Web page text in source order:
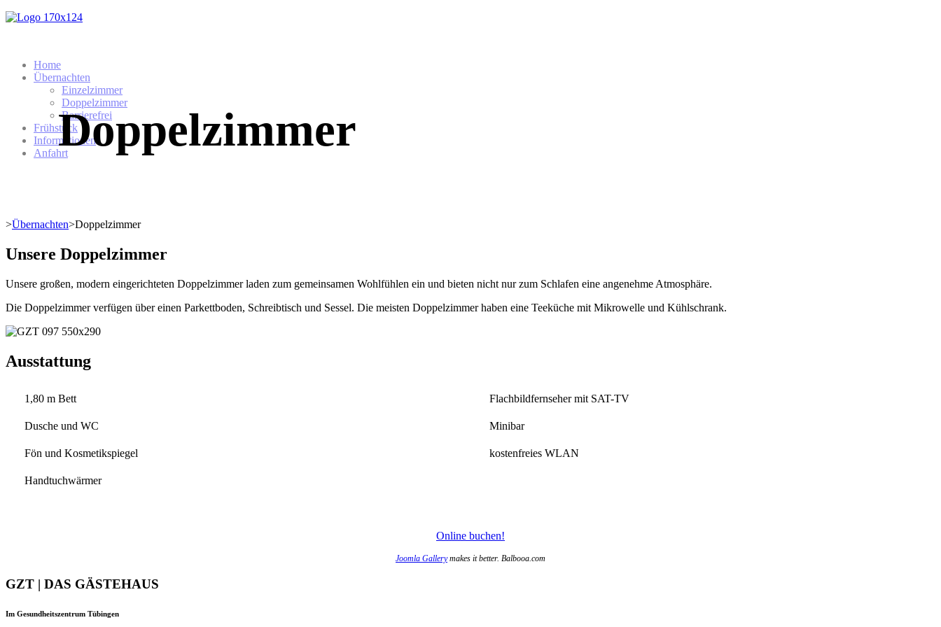
Home
Übernachten
Einzelzimmer
Doppelzimmer
Barrierefrei
Frühstück
Informationen
AnfahrtDoppelzimmer
>Übernachten>Doppelzimmer
Unsere Doppelzimmer
Unsere großen, modern eingerichteten Doppelzimmer laden zum gemeinsamen Wohlfühlen ein und bieten nicht nur zum Schlafen eine angenehme Atmosphäre.
Die Doppelzimmer verfügen über einen Parkettboden, Schreibtisch und Sessel. Die meisten Doppelzimmer haben eine Teeküche mit Mikrowelle und Kühlschrank.
Ausstattung
1,80 m Bett Flachbildfernseher mit SAT-TV
Dusche und WC Minibar
Fön und Kosmetikspiegel kostenfreies WLAN
Handtuchwärmer
Online buchen!
Joomla Gallerymakes it better. Balbooa.com
GZT | DAS GÄSTEHAUS
Im Gesundheitszentrum Tübingen